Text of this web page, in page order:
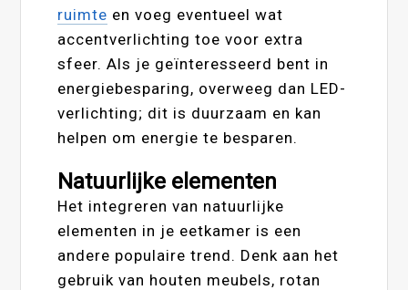
ruimte en voeg eventueel wat
accentverlichting toe voor extra
sfeer. Als je geïnteresseerd bent in
energiebesparing, overweeg dan LED-
verlichting; dit is duurzaam en kan
helpen om energie te besparen.
Natuurlijke elementen
Het integreren van natuurlijke
elementen in je eetkamer is een
andere populaire trend. Denk aan het
gebruik van houten meubels, rotan